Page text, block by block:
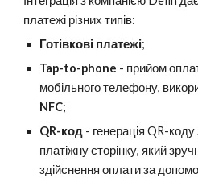
платежі різних типів:
Готівкові платежі;
Tap-to-phone - прийом
мобільного телефону,
NFC;
QR-код - генерація QR-
платіжну сторінку, який
здійснення оплати за